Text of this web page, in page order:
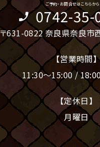
ご予約・お問合せはこちらから
0742-35-
〒631-0822 奈良県奈良市
【営業時間】
11:30～15:00 /
【定休日】
月曜日